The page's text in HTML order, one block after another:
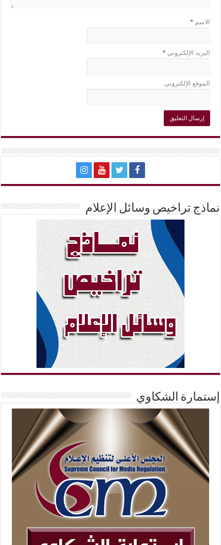
الاسم*
البريد الإلكتروني*
الموقع الإلكتروني
نماذج تراخيص وسائل الإعلام
إستمارة الشكاوي